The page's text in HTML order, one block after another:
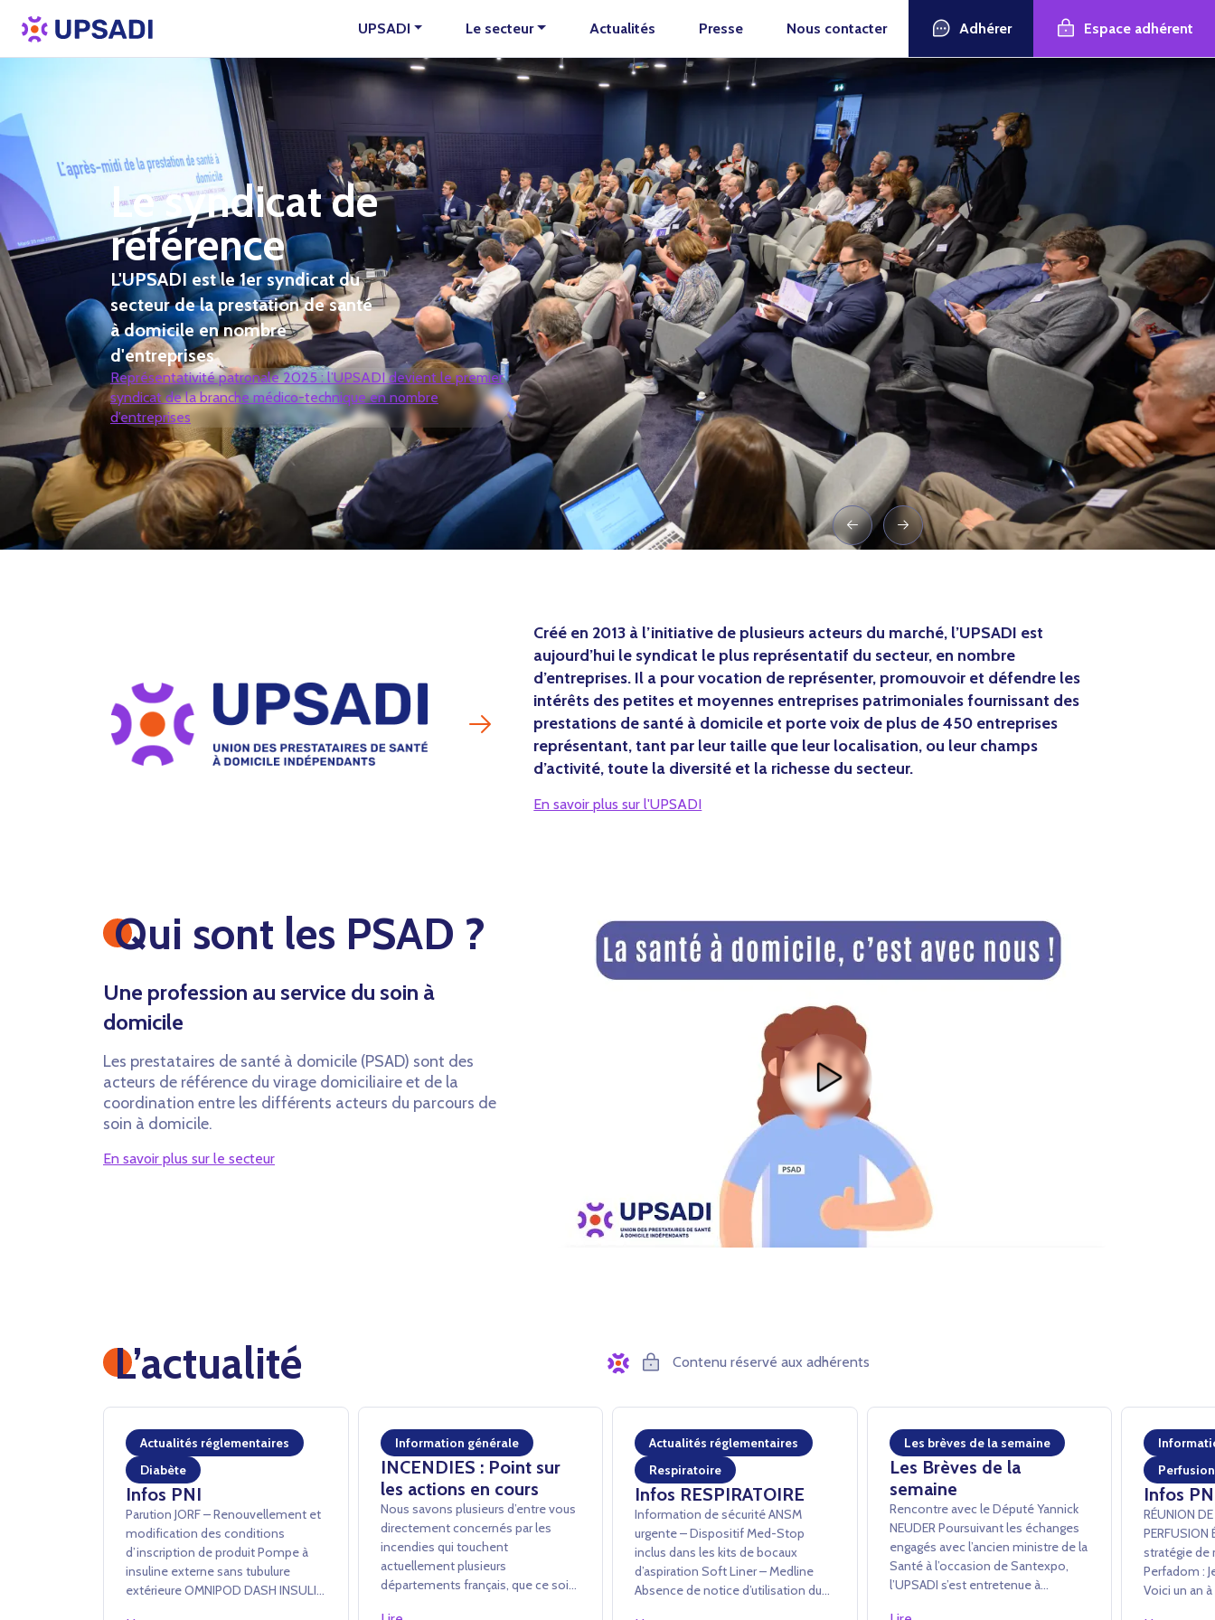
UPSADI Le secteur Actualités Presse Nous contacter Adhérer Espace adhérent
Le syndicat de
référence
L'UPSADI est le 1er syndicat du
secteur de la prestation de santé
à domicile en nombre
d'entreprises
Représentativité patronale 2025 : l’UPSADI devient le premier
syndicat de la branche médico-technique en nombre
d’entreprises
Créé en 2013 à l’initiative de plusieurs acteurs du marché, l’UPSADI est
aujourd’hui le syndicat le plus représentatif du secteur, en nombre
d’entreprises. Il a pour vocation de représenter, promouvoir et défendre les
intérêts des petites et moyennes entreprises patrimoniales fournissant des
prestations de santé à domicile et porte voix de plus de 450 entreprises
représentant, tant par leur taille que leur localisation, ou leur champs
d’activité, toute la diversité et la richesse du secteur.
En savoir plus sur l'UPSADI
Qui sont les PSAD ?
Une profession au service du soin à
domicile
Les prestataires de santé à domicile (PSAD) sont des
acteurs de référence du virage domiciliaire et de la
coordination entre les différents acteurs du parcours de
soin à domicile.
En savoir plus sur le secteur
L’actualité Contenu réservé aux adhérents
Actualités réglementaires
Diabète
Infos PNI
Parution JORF – Renouvellement et
modification des conditions
d’inscription de produit Pompe à
insuline externe sans tubulure
extérieure OMNIPOD DASH INSULIN
Information générale
INCENDIES : Point sur
les actions en cours
Nous savons plusieurs d’entre vous
directement concernés par les
incendies qui touchent
actuellement plusieurs
départements français, que ce soit
Actualités réglementaires
Respiratoire
Infos RESPIRATOIRE
Information de sécurité ANSM
urgente – Dispositif Med-Stop
inclus dans les kits de bocaux
d’aspiration Soft Liner – Medline
Absence de notice d’utilisation du
Les brèves de la semaine
Les Brèves de la
semaine
Rencontre avec le Député Yannick
NEUDER ­Poursuivant les échanges
engagés avec l’ancien ministre de la
Santé à l’occasion de Santexpo,
l’UPSADI s’est entretenue à
Perfusion
Infos
RÉUNION
PERFUSION Échanges sur la
stratégie de
Perfadom :
Voici un an